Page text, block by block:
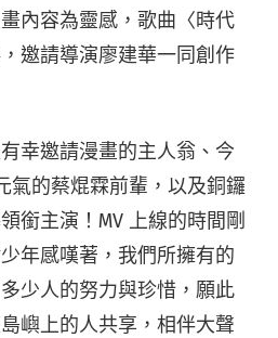
內容為靈感，歌曲〈時代
邀請導演廖建華一同創作
幸邀請漫畫的主人翁、今
氣的蔡焜霖前輩，以及銅鑼
銜主演！MV 上線的時間剛
年感嘆著，我們所擁有的
少人的努力與珍惜，願此
嶼上的人共享，相伴大聲